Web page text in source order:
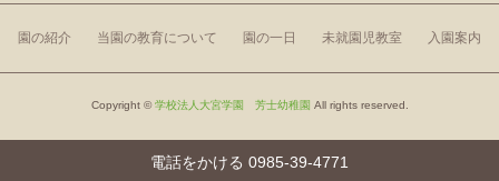
電話をかける 0985-39-4771
園の紹介 当園の教育について 園の一日 未就園児教室 入園案内
Copyright ©学校法人大宮学園 芳士幼稚園 All rights reserved.